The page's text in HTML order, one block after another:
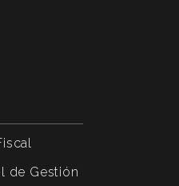
de Gestión